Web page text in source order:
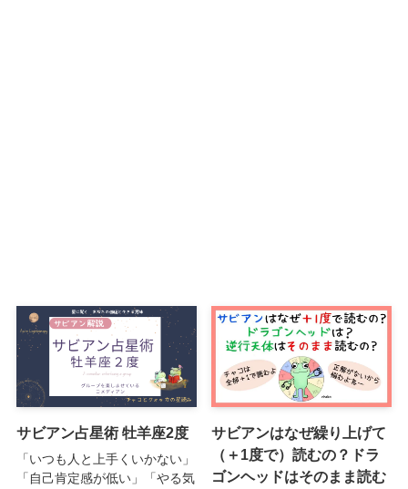
サビアン占星術 牡羊座2度
「いつも人と上手くいかない」
「自己肯定感が低い」「やる気
サビアンはなぜ繰り上げて
（＋1度で）読むの？ドラ
ゴンヘッドはそのまま読む